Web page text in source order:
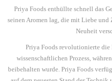
Priya Foods enthüllte schnell das
seinen Aromen lag, die mit Liebe
Neuheit
Priya Foods revolutionierte die
wissenschaftlichen Prozess,
beibehalten wurde. Priya Foods